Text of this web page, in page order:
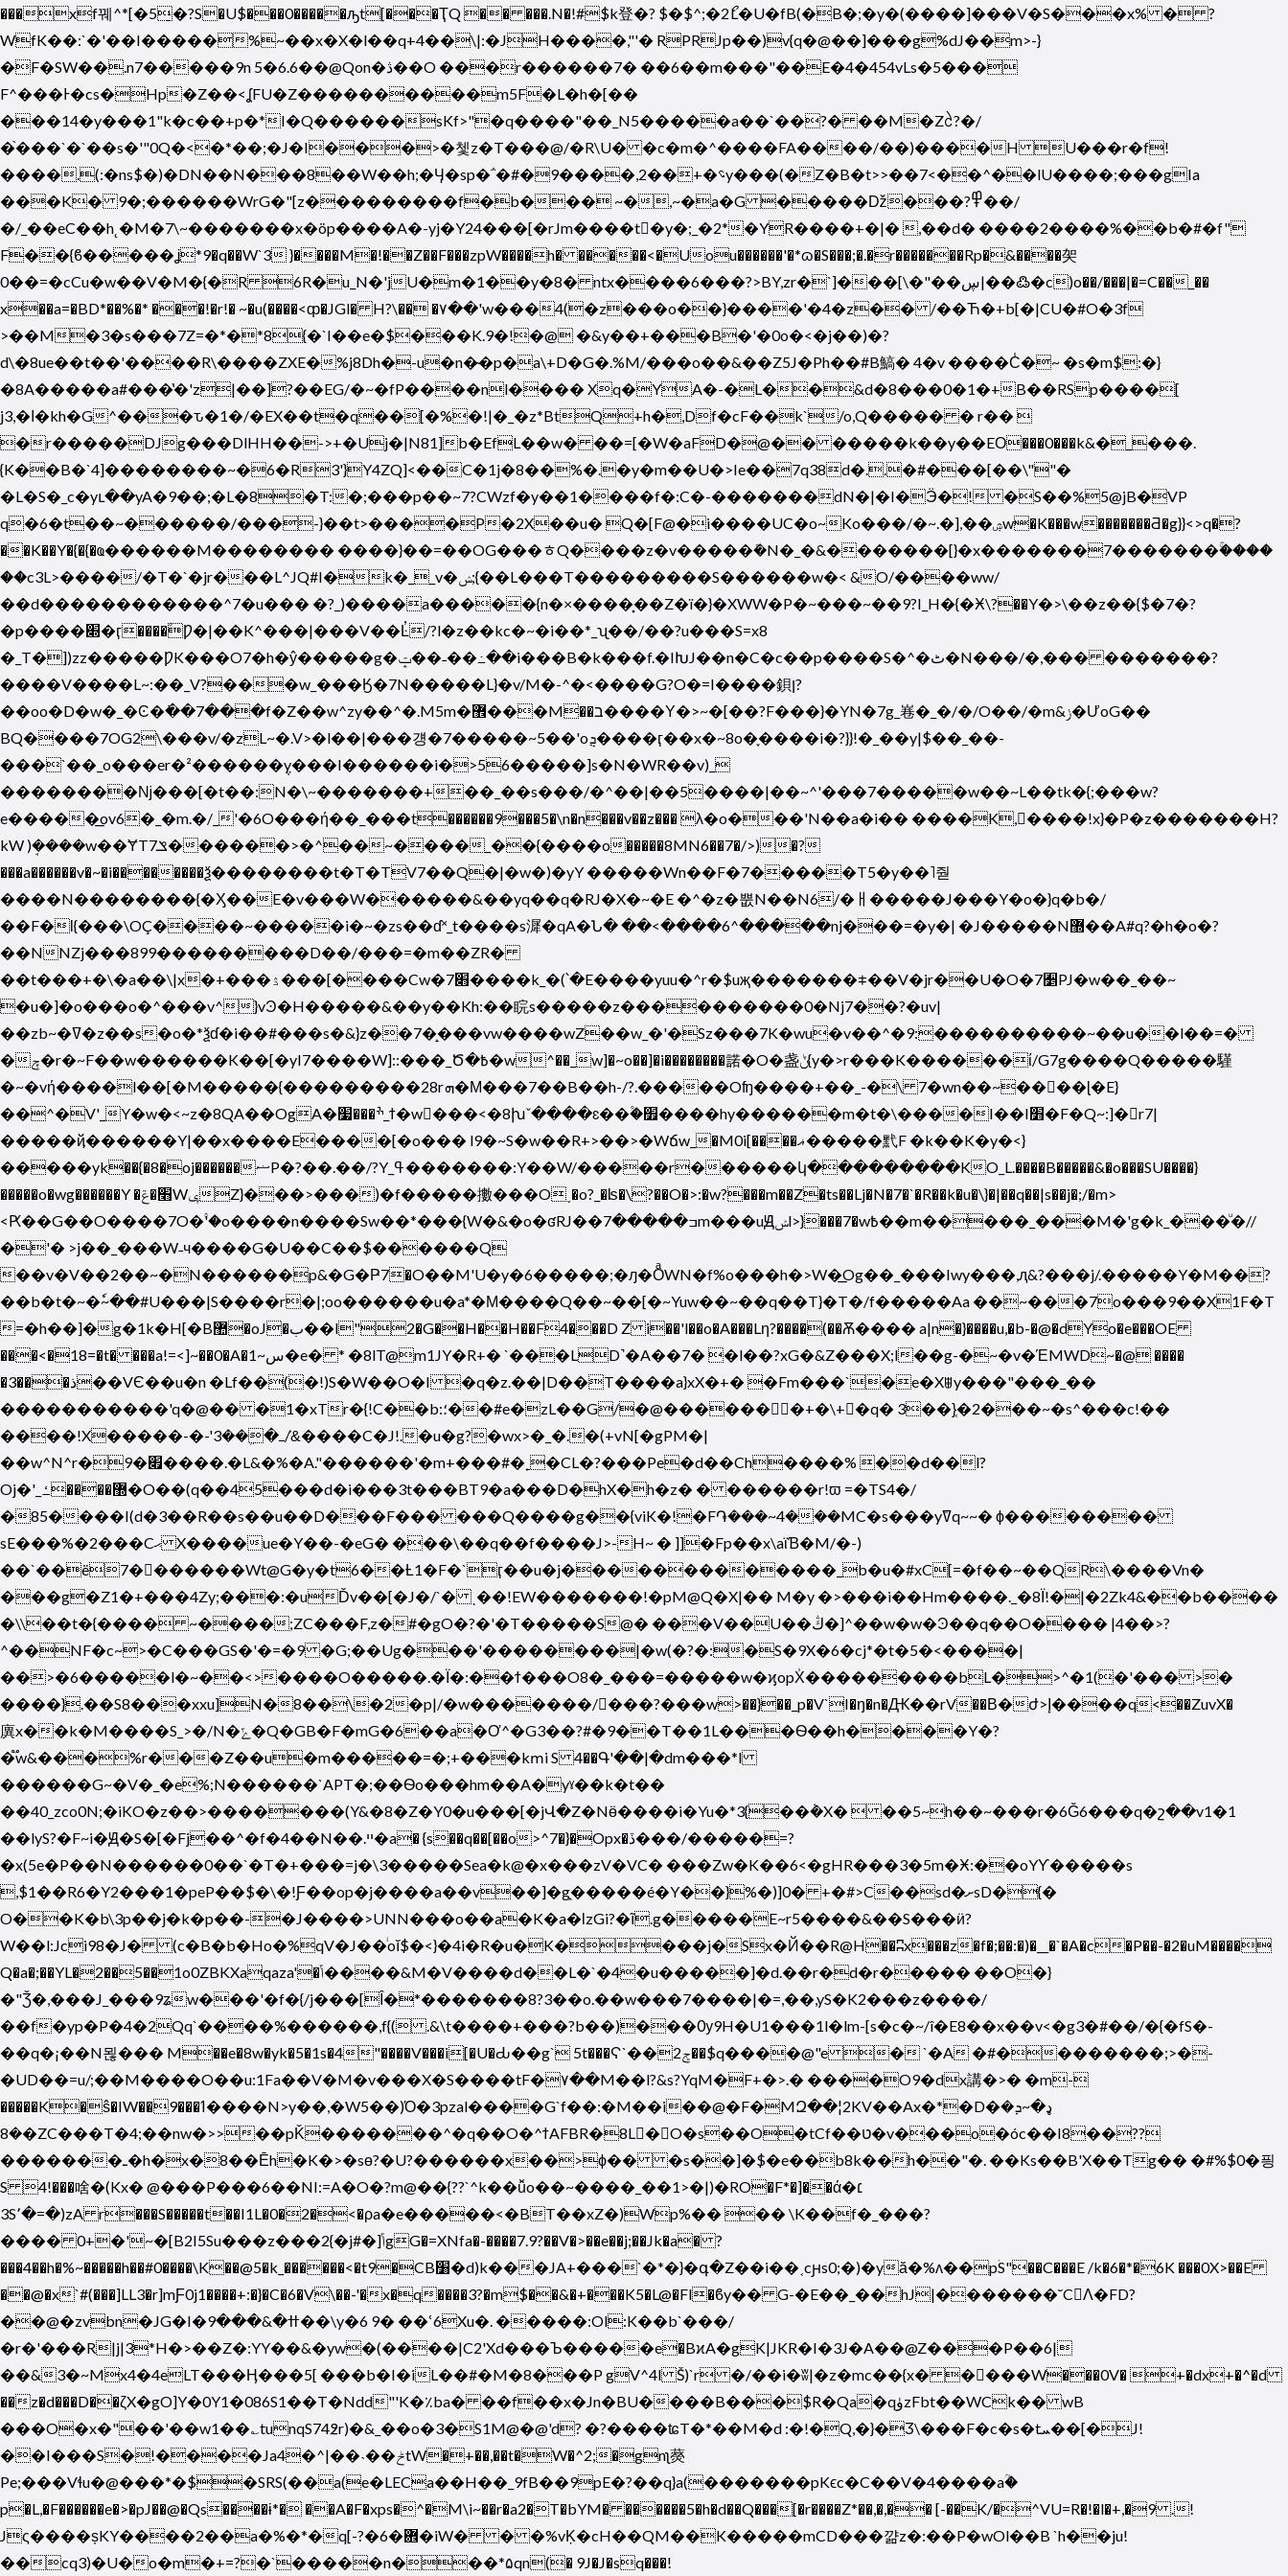
���xf꿰^*[�5̠�?S�U$���0�����ԡt[���ҬQ �� ���.N�!#$k登�? $�$^;�2ޯL�U�fB(�B�;�y�(����]���V�S���x% � ?
WfK��:`�'��I�����%~��x�X�l��q+4��\|:�JH����,"'� RPRJp��)v{q�@��]���g%dJ��m>-}
�F�SW��.n7�����9n 5�6.6��@Qon�ڎ��O ���r������7� ��6��m���"��E�4�454vLs�5���
F^���Ͱ�cs�Hp�Z��<ʆFU�Z����������m5F�L�h�[��
���14�y���1"k�c��+p�*I�Q������sKf>"�q����"��_N5�����a��`��?� ��M�Zᩱ?�/
�֙���`�`��s�'"0Q�<�*��;�J�I���>�쳋z�T���@/�R\U� �c�m�^����FA����/��)����H U���r�f!
����.(:�ns$�)�DN��N���8��W��h;�Ӌ�sp�΅�#�9����,2��+�؝y���(�Z�B�t>>��7<��^��lU����;���gIa
���K� 9�;������WrG�"[z���������f�b��� ~�,~�a�G �����ǅ���?߾��/
�/_��eC��h˛�M�7\~�������x�öp����A�-yj�Y24���[�rJm� ���t�ِy�;_�2*�YR����+�|� ,��d� ����2����%��b�#�f"
F��{ϐ�����ʝ*9�q��W`3 }����M�!��Z��F���zpW����h� �����<�Uou������'�*ɷ�S���;�.�r�������Rp�&����㚙
0� �=�cCu�w��V�M�{�R 6R�u_N�'jU�m�1��y�8� ntx����6���?>BY,zr�`]���[\�"��ڛ|��߷�c)o��/���|�=C��_��
x��a=�BD*��%�* ���!�r!� ~�u(����<ȹ�JGl� H?\�� �٧��'w���4(�z���o��}����'�4�z�� /��Ћ�+b[�|CU�#O�3f
>��M�3�s���7Z=�*�*8{�`I��e�$���K.9�!�@ �&y��+���B�'�0o�<�j��)�?
d\�8ue��t��'����R\����ZXE�%j8Dh�-u�n�̴�p�a\+D�G�.%M/���o��&��Z5J�Ph��#B鰝� 4�v ����C̾�~ �s�m$:�}
�8A�����a#���̔�'z|��]?��EG/�~�fP����nl���� Xq�YA�-�L��&d�8���0�1�+B��RSp����[
j3,�ا�kh�G^���ԏ�1�/�EX��t�q��[�%�!|�_�z*BtQ+h�,Df�cF��k`/o,Q����� � r�� 
�r�����DJg���DlHH��->+�Uj�|N81]b�EfL��w� ��=[�W�aFD�@�� �����k��y��EΟ���0���k&�_���.
{K��B�`4]��������~�6�R3'}Y4ZQ]<��C�1j�8��%�.�y�m��U�>Ie��7q38d�..�#���[��\""�
�L�S�_c�yւ��yA�9��;�L�8�T:�;���p��~7?CWzf�y��1����f�:C�-�������dN�|�I�Ӭ�! �S��%5@jB�VP
q�6�t��~������/���-}��t>����P�2X��u� Q�[F@�i����UC�o~Ko���/�~.�],��ۺw�K���w�������Ƌ�g}}<>q�?
��K��Y�{�{�ҩ������M�������� ����}�� =��OG���ﾾQ����z�v�����ܽ�N�_�&�������[}�x�������7�������ۚ����
��c3L>����/�T�`�jr���L^JQ#I�k�__v�ݾ;{��L���T���������S������w�< &O/����ww/
��d������������^7�u��� �?_)����a�����{n�×����͓��Z�ï�}�XWW�P�~���~��9?I_H�{�Ӿ\?��Y�>\��z��{$�7�?
�p����׍�ӷ����۫Ƿ�|��K^���|���V��Ŀ̓/?l�z��kc�~�i��*_ʯ��/��?u���S=x8
�_T�])zz�����ǷK���O7�h�ŷ�����g�ݓ��˗��߸��i���B�k���f.�IԽJ��n�C�c��p����S�^�ٹ�N���/�,��� �������?
����V����L~:��_V?���w_���Ӄ�7N�����L}�v/M�-^�<����G?O�=I����鋇ן?
��oo�D�w�_�Ͼ�߭��7���f�Z��w^zy��^�.M5m�޾���M��ב����Υ�>~�[��?F���}�YN�7g_㟟�_�/�/O��/�m&ݫ�ƯoG��
BQ����7OG2\���v/�zL~�.V>�l��|���걩�7�����~5��'oܯ����ӷ��x�~8o�֪����i�?}}!�_��y|$��_��-
���`��_o���er�²������݆y���I������i�>56�����]s�N�WR��v)_
��������ǋ���[�t��:N�\~�������+��_��s���/�^��|��5����|��~^'���7�����w��~L��tk�{;���w?
e�����͟ov6�_�m.�/_'�6O���ή��_���t������9���5�\n�n���v��z��� λ�o���'N��a�i�� ����K,�ٍ���!x}�P�z�������H?
kW )ܱ����w��ɎTݏ7������>�^��~����_��{����o�����8MN6��7�/>)�?
���a������v�~�i��������ѯ��������t�T�TV7��Q�|�w�)�yY �����Wn��F�7�����T5�y��˥줟
����N��������{�Ӽ��E�v���W������&��yq��q�RJ�X�~�E �^�z�뿞N��N6/�ￃ�����J���Y�o�}q�b�/
��F�Ɩ{���\OÇ����~�����i�~�zs��ɗ˟_t����s漽�qA�Ն� ��<����6^�����nj���=�y�| �J�����N޽��A#q?�h�o�?
��NNZj���899���������D��/���=�m��ZR�
��t���+�\�a��\|x�+���ۮ���[����Cw�׋7����k_�(՝�E����yuu�^r�$uҗ�������⧧��V�jr��U�O�7﫵PJ�w��_��~
�u�]�o���o�^���v^}vϿ�H�����&��y��Kh:��睆s�����z����������0�Nj7��?�uv|
��zb~�ߜ�z��s�o�*ѯɗ�i��#���s�&}z��7�̝���vw����wZ��w_�'�Sz���7K�wu�v��^�9:����������~��u��l��=�
�ݼ�r�~F��w������K��[�yI7����W]::���_Ծ�߿�w^��_w]�~o��]�i��������諾�O�盏ݨ{y�>r���K������ί/G7g����Q�����騹
�~�vή����l��[�M�����{���������28rܗ�Μ���7��B��h-/?.�����Oʩ����+��_-�\ 7�wn��~����ɭ�E}
��^�V'_Y�w�<~z�8QA��OgA�ׯ���׷_ϯ�w���<�8խˇ����ɛ��۫�׿����hy������m�t�\����I��I׻�F�Q~:]�𾄧r7|
�����ҋ������Y|��x����E����[�o��� l9�~S�w��R+>��>�Wճw_�M0i[����ޣ�����黓F �k��K�y�<}
�����yk��{�8�oj������ޟP�?��.��/?Y_ߟ�������:Y��W/�����r������կ���������KO_L.����B�����&�o���SU����}
�����o�wg������Y �׫�ݝWݷZ}���>���)�f�����擻���O˯�o?_�ʪ�\?��O�>:�w?���m��Z�ts��Lj�N�7�`�R��k�u�\}�|��q��|s��j�;/�m>
<Ԗ��G��O����7O�۟'�o����n����Sw��*���{W�&�o�ʛRJ��ߏ�����7m���uԬݾl>}���7�w߿��m�����_���M�'g�k_���ͧ�//
�'� >j��_���W˗ч����G�U��C��$������Q
��v�V��2��~�N������p&�G�Ҏ7�O��M'U�y�6�����;�ԓ�OͣWN�f%o���h�>W�͟Og��_���Iwy���,ԯ&?���j/.�����Y�M��?
��b�t�~�ٗ~��#U���|S����r�|;oo������u�a*�Μ����Q��~��[�~Yuw��~��q��T}�T�/f�����Aa ��~���7o���9��X1F�T
=�h��]�g�1k�H[�B޺�oJ�ب��l"2�G��H��H��F4���D Z i��'l��o�A���Lƞ?����(��Ѫ���� a|n�}����u,�b-�@�dYo�e���OE
���<�18=�t� ���a!=<]~��0�A�س~1�e� * �8lT@m1JY�R+� `���LD˺�A��7� �l��?xG�&Z���X;l��g-�~�v�ΈMWD~�@ ����
�3���ذ��VЄ��u�n �Lf��(�!)S�W��O�I �q�z.��|D��T����a}xX�+� �Fm���`�e�Xꍔy���"���_��
�����������'q�@�� �1�xTr�{!C��b:؛��#e�zL��G/�@������򒴍�+�\+�q� 3��}̜�2���~�s^���c!��
����!X�����-�-'ߺ�ܹ��3/&͗����C�J!.�u�g?�wx>�_�.�(+vN[�gPM�|
��w^N^r�9�׏����.�L&�%�A."������'�m+���#�˿�CL�?���Pe�d��Ch����% ��d��l?
Oj�'_޽����ߑ�O��(q��45���d�i���3t���BT9�a���D�hX�h�z� � ������r!ϖ =�TS4�/
�85����I(d�3��R��s��u��D���F��� ���Q����g��{viK�!�F֏���~4���MC�s���yߜܽq~~� ϕ��������
sE���%�2���Cޙ X����ue�Y��-�eG� ���\��q��f����J>-H~ � ]]�Fp��x\aϊƁ�M/�-)
��`��ë7�������Wt@G�y�t6��Ƚ1�F�`ӷ��u�j�������������_b�u�#xC[=�f��~��QR\����Vn�
���g�Z1�+���4Zy;���:�uĎv��[�J�/`� ͺ��!EW�������!�pM@Q�X|�� M�y �>���i��Hm����._�8Ϊ!�|�2Zk4&��b����
�\\��t�{���� ~����;ZC���F,z�#�gO�?�'�T�����S@� ���V��U��ڭ�]^��w�w�Ͽ��q��O���� |4��>?
^��NF�c~>�C���GS�'�=�9 �G;��Ug���'��������|�w(�?�:�S�9X�6�cj*�t�5�<����|
��>�6�����l�~��<>����O�����.�Ϊ�:��ϯ���O8�_���=�����w�ϗopX͗���������bL�>^�1(�'��� >�
����}.��S8���xxu]N�8��\�2�p|/�w�������/𱞃���?���w>��}��_p�V`I�ŋ�n�Ԫ��rV��Β�ժ>إ����q<��ZuvX�
廙x��k�M����S_>�/N�ݻ�Q�GB�F�mG�6��a�Ơ^�G3��?#�9��T��1L���Ѳ��h����Y�?
�֟w&���%r���Z��u�m�����=�;+���kՠi S 4��Գ'��|�dm���*l
������G~�V�_�e%;N������`APT�;��Ѳo���hm��A�yˠ��k�t��
��40_zco0N;�iKO�z��>�������(Y&�8�Z�Y0�u���[�jՎ�Z�Nӫ����i�Yu�*3{��݃�X�  ��5~h��~���r�6Ǧ6���q�շ��v1�1
��lyS?�F~i�Ԭ�S�[�Fj��^�f�4��N��.ײ�a� {s��q��[��o>^7�}�Opx�ڏ���/�����=?
�x(5e�P��N������0��`�T�+���=j�\3�����Sea�k@�x���zV�VC� ���Zw�K��6<�gHR���3�5m�Ӿ:��oYƳ�����s
,$1��R6�Y2���1�peP��$�\�!Ƒ��op�j����a��v��]�g֑�����é�Y��}%�)]0� +�#>C��sd�ށsD�{�
O��K�b\3p��j�k�p��-�J����>UNN���o��a�K�a�ӏzGi?�ĩ.g�����E~r5����&��S���ӥ?
W��l:Jci98�J� (c�B�b�Ho�%qV�J��ͥoĭ$�<}�4i�R�u�K����j�Sx�Й��R@H��ʭx���z�f�;��:�)�__�`�A�c�P��-�2�uM����
Q�a�;��YL�2��5��1o0ZBKXaqaza'�ݴ����&M�V����d��L�`�4�u�����]�d.��r�d�r����� ��O�}
�"Ǯ�,���J_���9ʑw���'�f�{/j���[Ȋ�*�������8?3��o.��w���7����|�=,��,yS�K2���z����/
��f�yp�P�4�2Qq`����%������,f{( .&\t����+���?b��)���Ѹ9H�U1���1l�lm-[s�c�~/î�E8��x��v<�g3�#�� /�{� fS�-
��q�¡��N묂��� M��e�8w�yk�5�1s�4"����V���i[�U�Ԃ��g` 5t���Ϛ`��ݮ2��$q����@"e � `�A �#��������;>�-
�UD��=u/;��M����O��u:1Fa��V�M�v���X�S����tF�۷��M��l?&s?YqM�F+�>.� ����O9�dx講�>� �m-
�����K�ŝ�IW��9���ߗ����N>y��,�W5��)Ό�3pzal����G`f��:�M��i��@�F�MԶ��¦2KV��Ax�*�D�ډ�~ܕ�
�8�ZC���T�4;��nw�>>��pǨ�������^�q��O�^ϯAFBR�8L�O�s��O�tCf��ט�v���o�óc��I8��??
�������ـ�h�x�8��Ēh�K�>�sө?�U?������x��>ϕ�� �s��]�$�e��b8k��h��"�. ��Ks��B'X��Tg�� �#%$0�픵
S 4!���啥�(Kx� @���P���6�� NI:=A�O�?m@��{??`^k��ǚo��~����_��1>�|)�RO�F*�]��ά�׆
3S՚�=�)zA r���S�����t��I1L�0�2�<�ρa�e�����<�BT��xZ�)Wp%�� �� \K��f�_���?
���� 0+�'~�[B2I5Su���z���2{�j#�]ݴgG�=XNfa�-����7.9?��V�>��e��j;��Jk�a� ?
���4��h�%~�����h��#0����\K��@5�k_������<�t9�CB׸�d)k���JA+���`�*�}�գ�Z��i��˱cԩs0;�)�yă�%ʌ��pۛS"��C���E /k�6�*�6K ���0X>��E
��@�x`#(���]LL3�r]mƑ0j1����+:�}�C�6�V\��-'�x�q����3?�m$��&�+���K5�L@�Fl�ϐy�� G-�E��_��hJ|�������˘CɅ�FD?
��@�zvbn�JG�I�ߚ�&���9��\y�6 9� ��ՙ6Xu�. �����:Ol:K��b`���/
�r�'���R|j|3*H�>��Z�:YY��&�yw�(����|C2'Xd���Ъ�����e�BϰA�gK|JKR�I�3J�A��@Z���P��6|
��&3�~Mx4�4eLT���Ӊ���5[ ���b�I�iL��#�M�8���P gV^4l Š)`r �/��i�ʬ|�z�mc��{x� ����W���0V� +�dx+�^�d
��z�d���D��ζX�gO]Y�0Y1�086S1��T�Ndd"'K�٪ba� ��f��x�Jn�BU����B���$R�Qa�qۈzFbt��WCk�� wB
���O�x�"��'��w1��؎tunqS74߶r)�&_��o�3�S1M@�@'d? �?����ʨT�*��M�d :�!�Q,�}�Ӡ\���F�c�s�tܚ��[�J!
��I���S�!����Ja4�^|��˴��ݲtW�+��,��t�W�^2;�gnʅ藀
Pe;���Vɬu�@���*�$�SRS(��a(e�LECa��H��_9fB��9pE�?��q}a(�������pKϵc�C��V�4����aؒ�
p�L,�F������e�>�pJ��@�Qs����ɨ*� ��A�F�xps�^�M\i~��r�a2�T�bYM� ������5�h�d��Q���[�r����Z*��,�,�� [-��K/�^VU=R�!�l�+,�9 .!
Jς����șKY����2��a�%�*�q[-?�6�܎�iW� � �%vĶ�cH��QM��K�����mCD���꺎z�:��P�wOl��B `h��ju!
��cq3)�U�o�m�+=?�`�����n���*۵qn(� 9J�J�sq���!